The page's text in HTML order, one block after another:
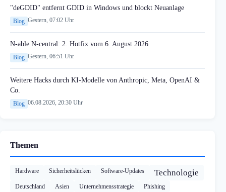
"deGDID" entfernt GDID in Windows und blockt Neuanlage
Blog Gestern, 07:02 Uhr
N-able N-central: 2. Hotfix vom 6. August 2026
Blog Gestern, 06:51 Uhr
Weitere Hacks durch KI-Modelle von Anthropic, Meta, OpenAI &
Co.
Blog 06.08.2026, 20:30 Uhr
Themen
Hardware Sicherheitslücken Software-Updates Technologie
Deutschland Asien Unternehmensstrategie Phishing